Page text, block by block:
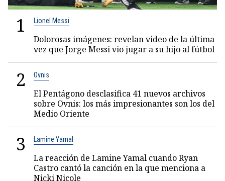
1 Lionel Messi
Dolorosas imágenes: revelan video de la última
vez que Jorge Messi vio jugar a su hijo al fútbol
2 Ovnis
El Pentágono desclasifica 41 nuevos archivos
sobre Ovnis: los más impresionantes son los del
Medio Oriente
3 Lamine Yamal
La reacción de Lamine Yamal cuando Ryan
Castro cantó la canción en la que menciona a
Nicki Nicole